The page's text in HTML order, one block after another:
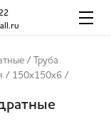
/
Труба
/ 150x150x6 /